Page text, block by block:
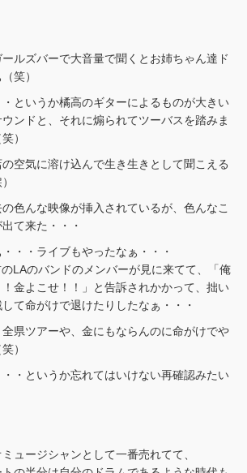
ルズバーで大音量で聞くとお姉ちゃん達ド
笑）
というか橘高のギターによるものが大きい
ンドと、それに煽られてツーバスを踏みま
）
の空気に溶け込んで生き生きとして聞こえる
色んな映像が挿入されているが、色んなこ
て来た・・・
・・ライブもやったなぁ・・・
LAのバンドのメンバーが見に来てて、「俺
金よこせ！！」と告訴されかかって、拙い
て命がけで退けたりしたなぁ・・・
県ツアーや、金にもならんのに命がけでや
）
・というか忘れてはいけない再確認みたい
ュージシャンとして一番売れてて、